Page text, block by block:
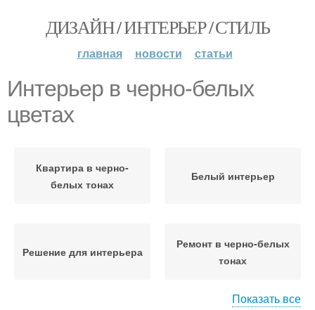
ДИЗАЙН / ИНТЕРЬЕР / СТИЛЬ
главная новости статьи
Интерьер в черно-белых
цветах
Квартира в черно-
белых тонах
Белый интерьер
Решение для интерьера
Ремонт в черно-белых
тонах
Показать все